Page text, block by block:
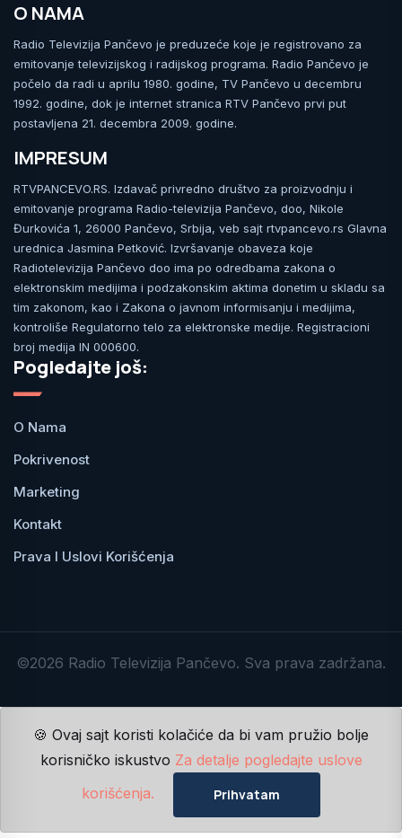
O NAMA
Radio Televizija Pančevo je preduzeće koje je registrovano za
emitovanje televizijskog i radijskog programa. Radio Pančevo je
počelo da radi u aprilu 1980. godine, TV Pančevo u decembru
1992. godine, dok je internet stranica RTV Pančevo prvi put
postavljena 21. decembra 2009. godine.
IMPRESUM
RTVPANCEVO.RS. Izdavač privredno društvo za proizvodnju i
emitovanje programa Radio-televizija Pančevo, doo, Nikole
Đurkovića 1, 26000 Pančevo, Srbija, veb sajt rtvpancevo.rs Glavna
urednica Jasmina Petković. Izvršavanje obaveza koje
Radiotelevizija Pančevo doo ima po odredbama zakona o
elektronskim medijima i podzakonskim aktima donetim u skladu sa
tim zakonom, kao i Zakona o javnom informisanju i medijima,
kontroliše Regulatorno telo za elektronske medije. Registracioni
broj medija IN 000600.
Pogledajte još:
O Nama
Pokrivenost
Marketing
Kontakt
Prava I Uslovi Korišćenja
©2026 Radio Televizija Pančevo. Sva prava zadržana.
🍪 Ovaj sajt koristi kolačiće da bi vam pružio bolje
korisničko iskustvo Za detalje pogledajte uslove
korišćenja.
Prihvatam